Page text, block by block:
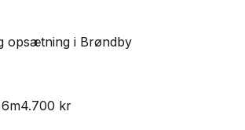
opsætning i Brøndby
4.700 kr